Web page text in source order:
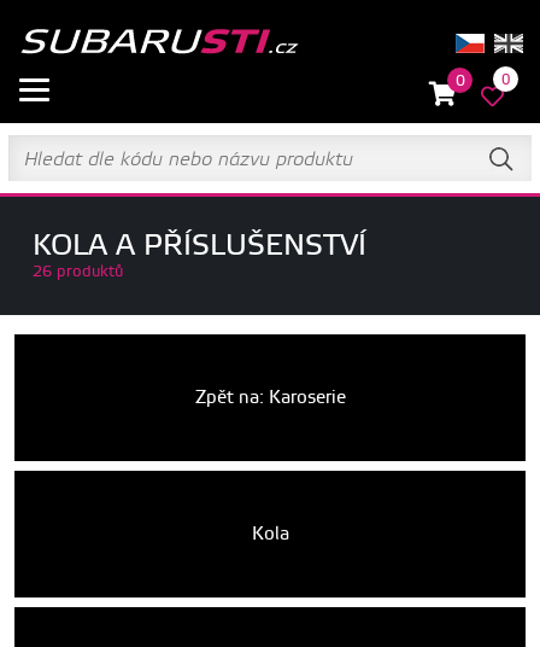
0 0
KOLA A PŘÍSLUŠENSTVÍ
26 produktů
Zpět na: Karoserie
Kola